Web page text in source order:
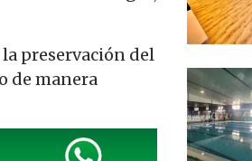
preservación del
de manera